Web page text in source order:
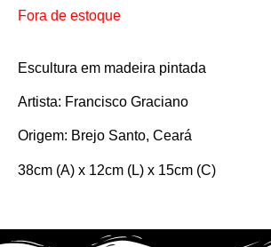
Fora de estoque
Escultura em madeira pintada
Artista: Francisco Graciano
Origem: Brejo Santo, Ceará
38cm (A) x 12cm (L) x 15cm (C)